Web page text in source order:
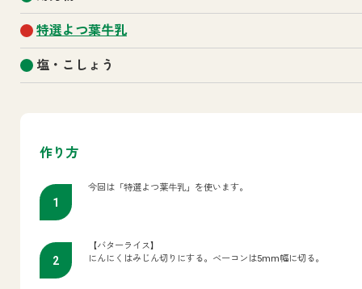
特選よつ葉牛乳
塩・こしょう
作り方
今回は「特選よつ葉牛乳」を使います。
【バターライス】
にんにくはみじん切りにする。ベーコンは5mm幅に切る。